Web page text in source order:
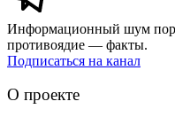
Информационный шум
противоядие — факты.
Подписаться на канал
О проекте